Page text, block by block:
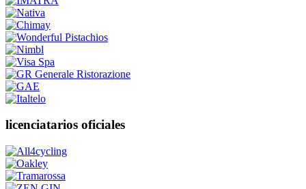
licenciatarios oficiales